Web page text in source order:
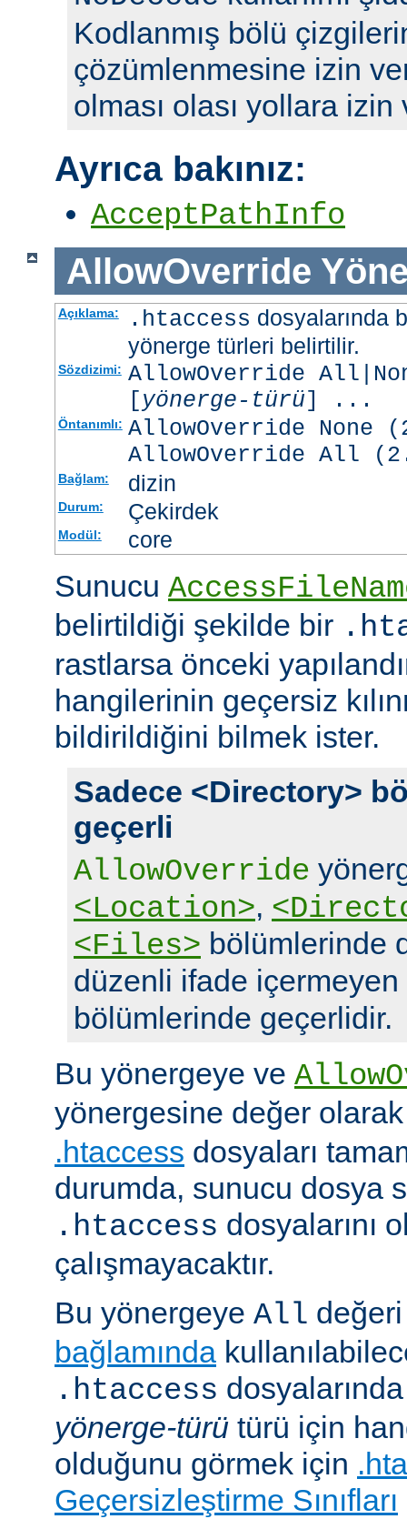
Kodlanmış bölü
çözümlenmesine izin
olması olası yollara
Ayrıca bakınız:
AcceptPathInfo
AllowOverride
Açıklama: .htaccess dosyalarında
yönerge türleri belirtilir.
Sözdizimi: AllowOverride
[yönerge-türü] ...
Öntanımlı: AllowOverride None
AllowOverride All
Bağlam: dizin
Durum: Çekirdek
Modül: core
Sunucu
belirtildiği şekilde bir
rastlarsa önceki
hangilerinin geçersiz
bildirildiğini bilmek ister.
Sadece <Directory>
geçerli
AllowOverride
<Location>,
<Files> bölümlerinde
düzenli ifade içermeyen
bölümlerinde geçerlidir.
Bu yönergeye ve
yönergesine değer
.htaccess dosyaları
durumda, sunucu dosya
.htaccess dosyalarını
çalışmayacaktır.
Bu yönergeye All
bağlamında
.htaccess
yönerge-türü türü için
olduğunu görmek için
Geçersizleştirme Sınıfları